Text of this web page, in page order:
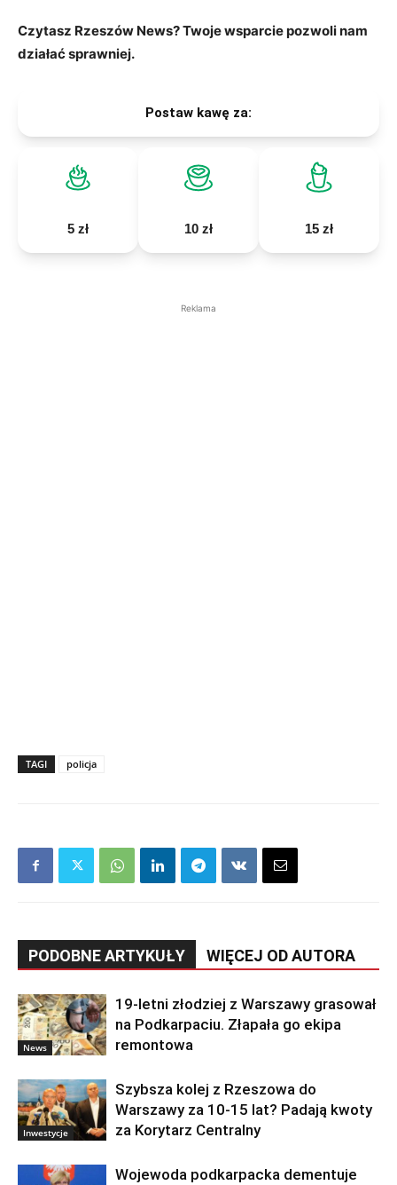
Czytasz Rzeszów News? Twoje wsparcie pozwoli nam
działać sprawniej.
Postaw kawę za:
5 zł 10 zł 15 zł
Reklama
TAGI policja
PODOBNE ARTYKUŁY WIĘCEJ OD AUTORA
News
19-letni złodziej z Warszawy grasował
na Podkarpaciu. Złapała go ekipa
remontowa
Inwestycje
Szybsza kolej z Rzeszowa do
Warszawy za 10-15 lat? Padają kwoty
za Korytarz Centralny
Wojewoda podkarpacka dementuje